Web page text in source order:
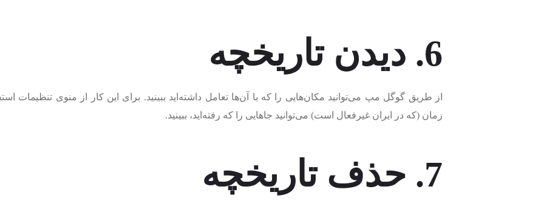
6. دیدن تاریخچه
از طریق گوگل مپ می‌توانید مکان‌هایی را که با آن‌ها تعامل داشته‌اید ببینید. برای این کار از منوی تنظیمات
زمان (که در ایران غیرفعال است) می‌توانید جاهایی را که رفته‌اید، ببینید.
7. حذف تاریخچه